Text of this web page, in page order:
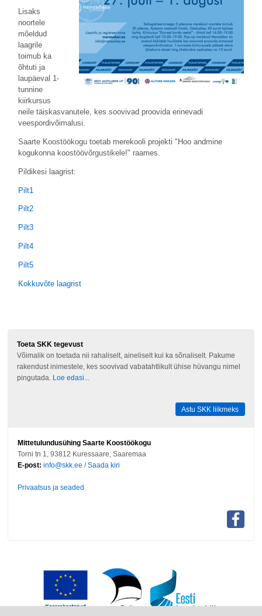
Lisaks
noortele
mõeldud
laagrile
toimub ka
õhtuti ja
laupäeval 1-
tunnine
kiirkursus
neile täiskasvanutele, kes soovivad proovida erinevadi
veespordivõimalusi.
Saarte Koostöökogu toetab merekooli projekti "Hoo andmine
kogukonna koostöövõrgustikele!" raames.
Pildikesi laagrist:
Pilt1
Pilt2
Pilt3
Pilt4
Pilt5
Kokkuvõte laagrist
Toeta SKK tegevust
Võimalik on toetada nii rahaliselt, aineliselt kui ka sõnaliselt. Pakume
rakendust inimestele, kes soovivad vabatahtlikult ühise hüvangu nimel
pingutada.
Loe edasi...
Astu SKK liikmeks
Mittetulundusühing Saarte Koostöökogu
Torni tn 1, 93812 Kuressaare, Saaremaa
E-post: info@skk.ee /Saada kiri
Privaatsus ja seaded